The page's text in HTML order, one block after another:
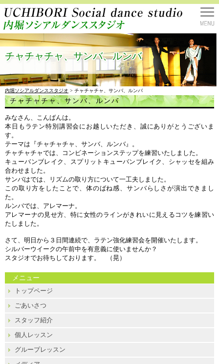
チャチャチャ、サンバ、ルンバ
内堀ソシアルダンススタジオ > チャチャチャ、サンバ、ルンバ
チャチャチャ、サンバ、ルンバ
みなさん、こんばんは。
本日もラテン特別講習会にお越しいただき、誠にありがとうございま
す。
テーマは『チャチャチャ、サンバ、ルンバ』。
チャチャチャでは、コンビネーションステップを練習いたしました。
キューバンブレイク、スプリットキューバンブレイク、シャッセを組み
合わせました。
サンバはでは、リズムの取り方について一工夫しました。
この取り方をしたことで、体のばね感、サンバらしさが演出できまし
た。
ルンバでは、アレマーナ。
アレマーナの見せ方、特に女性のラインがきれいに見えるコツを練習い
たしました。
さて、明日から３日間連続で、ラテン強化練習会を開催いたします。
シルバーウイークの午前中を有意義に使いませんか？
スタジオでお待ちしております。 （晃）
メニュー
トップページ
ごあいさつ
スタッフ紹介
個人レッスン
グループレッスン